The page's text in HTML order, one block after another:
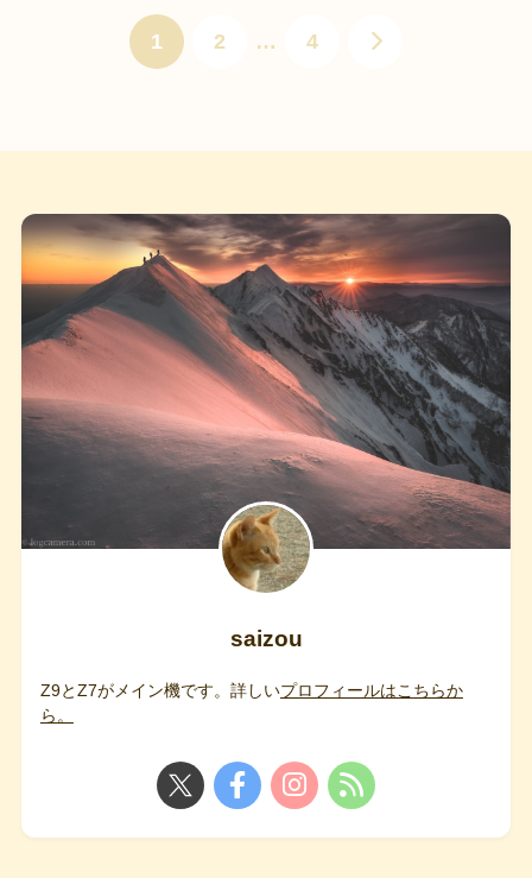
1 2 … 4
saizou
Z9とZ7がメイン機です。詳しいプロフィールはこちらか
ら。